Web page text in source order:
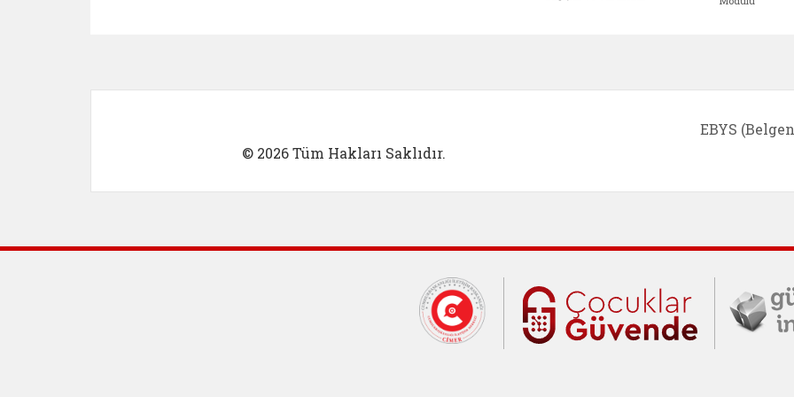
© 2026 Tüm Hakları Saklıdır.
EBYS
Cumhurbaşkanlığı İletişim Merkezi
Çocuklar